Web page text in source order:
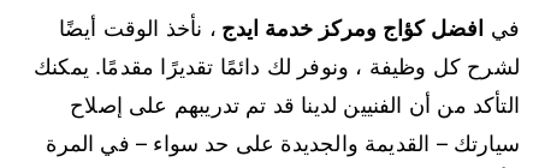
في افضل كؤاج ومركز خدمة ايدج ، نأخذ الوقت أيضًا
لشرح كل وظيفة ، ونوفر لك دائمًا تقديرًا مقدمًا. يمكنك
التأكد من أن الفنيين لدينا قد تم تدريبهم على إصلاح
سيارتك – القديمة والجديدة على حد سواء – في المرة